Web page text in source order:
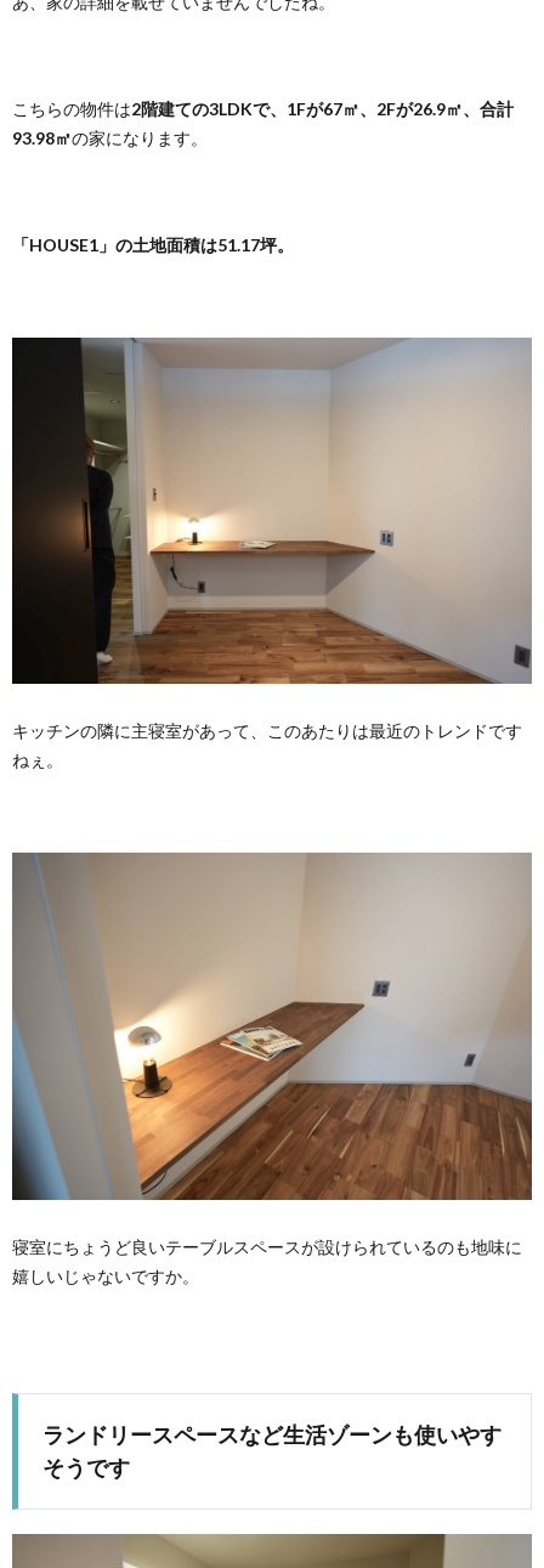
こちらの物件は2階建ての3LDKで、1Fが67㎡、2Fが26.9㎡、合計
93.98㎡の家になります。
「HOUSE1」の土地面積は51.17坪。
キッチンの隣に主寝室があって、このあたりは最近のトレンドです
ねぇ。
寝室にちょうど良いテーブルスペースが設けられているのも地味に
嬉しいじゃないですか。
ランドリースペースなど生活ゾーンも使いやす
そうです